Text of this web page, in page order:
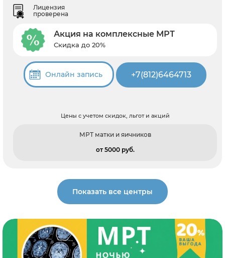
Лицензия
проверена
Акция на комплексные МРТ
Скидка до 20%
Онлайн запись +7(812)6464713
Цены с учетом скидок, льгот и акций
МРТ матки и яичников
от 5000 pуб.
Показать все центры